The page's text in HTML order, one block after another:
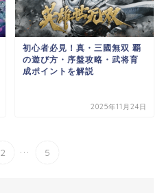
初心者必見！真・三國無双 覇
の遊び方・序盤攻略・武将育
成ポイントを解説
2025年11月24日
2 ... 5